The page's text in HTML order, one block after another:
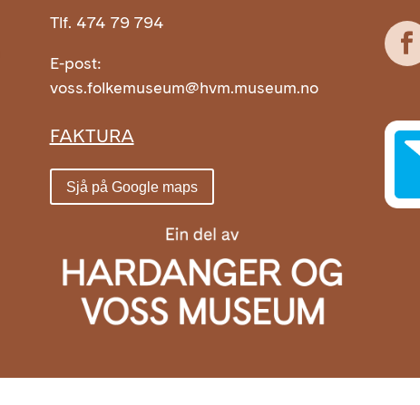
Tlf. 474 79 794
E-post:
voss.folkemuseum@hvm.museum.no
FAKTURA
Sjå på Google maps